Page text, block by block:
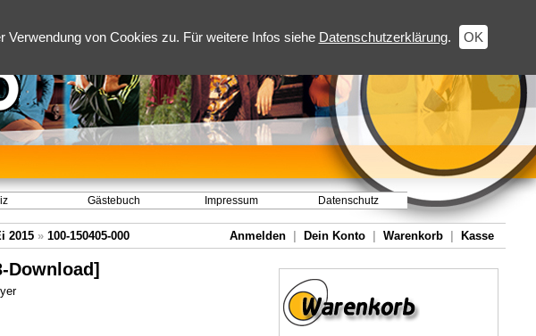
von Cookies zu. Für weitere Infos siehe Datenschutzerklärung. OK
Gästebuch Impressum Datenschutz
2015 » 100-150405-000 Anmelden Dein Konto Warenkorb Kasse
Download]